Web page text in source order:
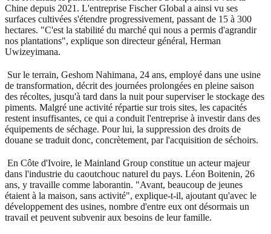
Chine depuis 2021. L'entreprise Fischer Global a ainsi vu ses
surfaces cultivées s'étendre progressivement, passant de 15 à 300
hectares. "C'est la stabilité du marché qui nous a permis d'agrandir
nos plantations", explique son directeur général, Herman
Uwizeyimana.
Sur le terrain, Geshom Nahimana, 24 ans, employé dans une usine
de transformation, décrit des journées prolongées en pleine saison
des récoltes, jusqu'à tard dans la nuit pour superviser le stockage des
piments. Malgré une activité répartie sur trois sites, les capacités
restent insuffisantes, ce qui a conduit l'entreprise à investir dans des
équipements de séchage. Pour lui, la suppression des droits de
douane se traduit donc, concrètement, par l'acquisition de séchoirs.
En Côte d'Ivoire, le Mainland Group constitue un acteur majeur
dans l'industrie du caoutchouc naturel du pays. Léon Boitenin, 26
ans, y travaille comme laborantin. "Avant, beaucoup de jeunes
étaient à la maison, sans activité", explique-t-il, ajoutant qu'avec le
développement des usines, nombre d'entre eux ont désormais un
travail et peuvent subvenir aux besoins de leur famille.